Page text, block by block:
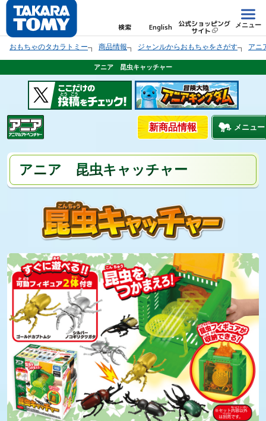
検索 English 公式ショッピング
サイト
メニュー
おもちゃのタカラトミー 商品情報 ジャンルからおもちゃをさがす アニ
アニア 昆虫キャッチャー
新商品情報 メニュー
アニア 昆虫キャッチャー